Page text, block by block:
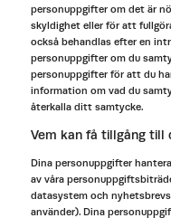
personuppgifter om det är
skyldighet eller för att
också behandlas efter en
personuppgifter om du
personuppgifter för att du
information om vad du
återkalla ditt samtycke.
Vem kan få tillgång till
Dina personuppgifter
av våra
datasystem och
använder). Dina